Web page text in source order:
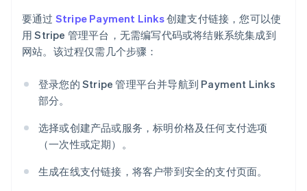
要通过 Stripe Payment Links创建支付链接，您可以使
用 Stripe 管理平台，无需编写代码或将结账系统集成到
网站。该过程仅需几个步骤：
登录您的 Stripe 管理平台并导航到 Payment Links
部分。
选择或创建产品或服务，标明价格及任何支付选项
（一次性或定期）。
生成在线支付链接，将客户带到安全的支付页面。